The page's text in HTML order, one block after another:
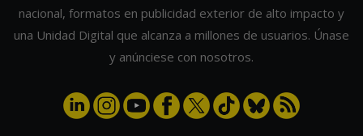
nacional, formatos en publicidad exterior de alto impacto y
una Unidad Digital que alcanza a millones de usuarios. Únase
y anúnciese con nosotros.